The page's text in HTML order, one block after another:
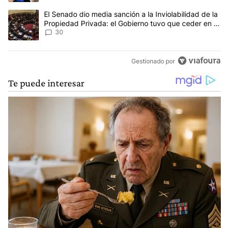
Un artículo de tendencia con el título "El Senado dio media
El Senado dio media sanción a la Inviolabilidad de la
Propiedad Privada: el Gobierno tuvo que ceder en la
Ley del Manejo del Fuego
30
Gestionado por